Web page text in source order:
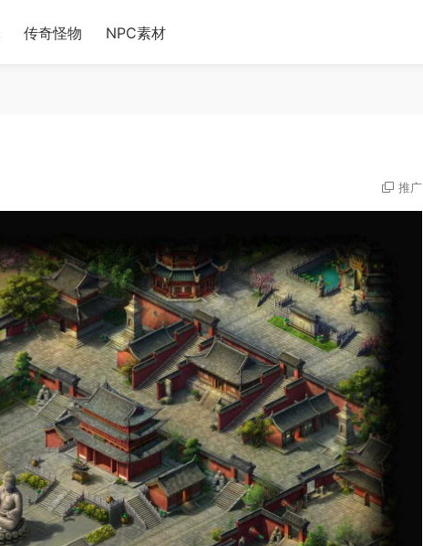
传奇怪物 NPC素材
推广